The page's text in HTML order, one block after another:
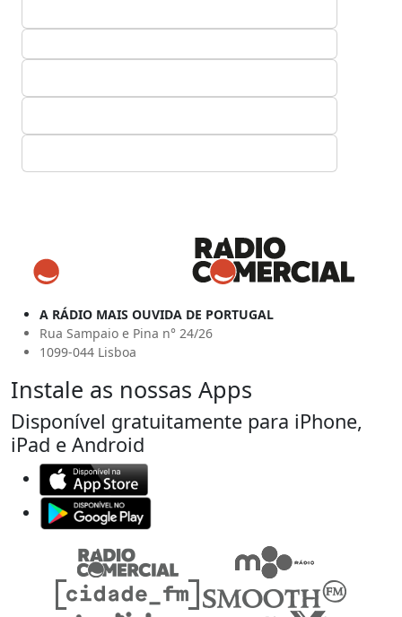
A RÁDIO MAIS OUVIDA DE PORTUGAL
Rua Sampaio e Pina n° 24/26
1099-044 Lisboa
Instale as nossas Apps
Disponível gratuitamente para iPhone,
iPad e Android